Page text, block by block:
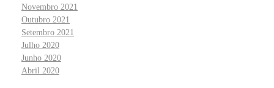
Novembro 2021
Outubro 2021
Setembro 2021
Julho 2020
Junho 2020
Abril 2020